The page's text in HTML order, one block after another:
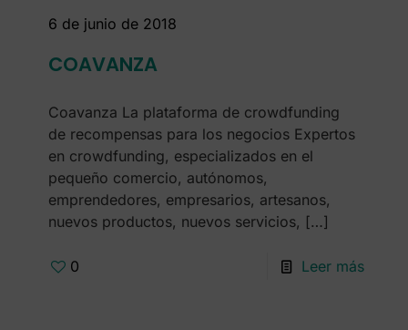
6 de junio de 2018
COAVANZA
Coavanza La plataforma de crowdfunding
de recompensas para los negocios Expertos
en crowdfunding, especializados en el
pequeño comercio, autónomos,
emprendedores, empresarios, artesanos,
nuevos productos, nuevos servicios, […]
0 Leer más